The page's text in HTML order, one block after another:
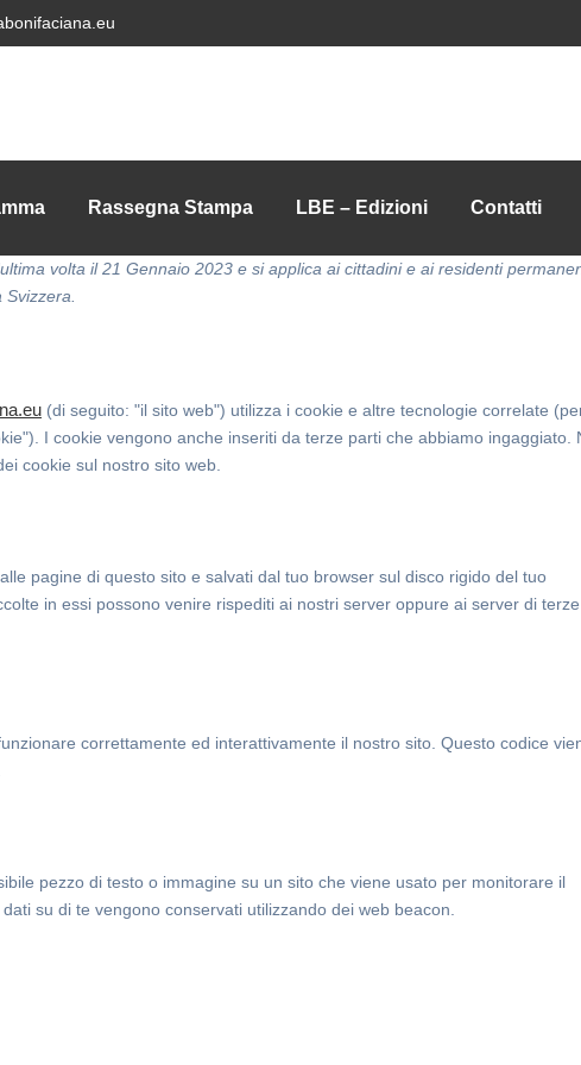
Rassegna Stampa LBE – Edizioni Contatti
volta il 21 Gennaio 2023 e si applica ai cittadini e ai residenti
Svizzera.
(di seguito: "il sito web") utilizza i cookie e altre tecnologie correlate
I cookie vengono anche inseriti da terze parti che abbiamo ingaggiato.
cookie sul nostro sito web.
pagine di questo sito e salvati dal tuo browser sul disco rigido del tuo
in essi possono venire rispediti ai nostri server oppure ai server di terze
correttamente ed interattivamente il nostro sito. Questo codice
pezzo di testo o immagine su un sito che viene usato per monitorare il
su di te vengono conservati utilizzando dei web beacon.